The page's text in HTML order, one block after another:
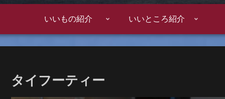
いいもの紹介 いいところ紹介
タイフーティー